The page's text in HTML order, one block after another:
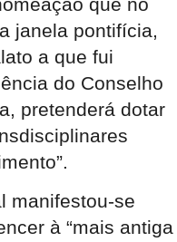
janela pontifícia,
a que fui
do Conselho
pretenderá dotar
manifestou-se
à “mais antiga